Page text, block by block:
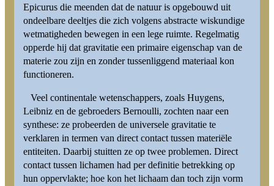
Epicurus die meenden dat de natuur is opgebouwd uit
ondeelbare deeltjes die zich volgens abstracte wiskundige
wetmatigheden bewegen in een lege ruimte. Regelmatig
opperde hij dat gravitatie een primaire eigenschap van de
materie zou zijn en zonder tussenliggend materiaal kon
functioneren.
Veel continentale wetenschappers, zoals Huygens,
Leibniz en de gebroeders Bernoulli, zochten naar een
synthese: ze probeerden de universele gravitatie te
verklaren in termen van direct contact tussen materiële
entiteiten. Daarbij stuitten ze op twee problemen. Direct
contact tussen lichamen had per definitie betrekking op
hun oppervlakte; hoe kon het lichaam dan toch zijn vorm